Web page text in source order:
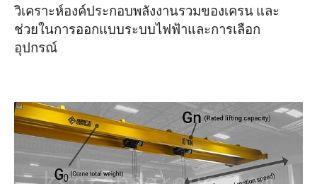
วิเคราะห์องค์ประกอบพลังงานรวมของเครน และ
ช่วยในการออกแบบระบบไฟฟ้าและการเลือก
อุปกรณ์